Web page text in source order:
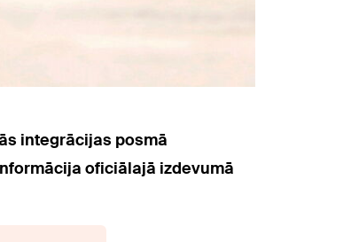
integrācijas posmā
oficiālajā izdevumā